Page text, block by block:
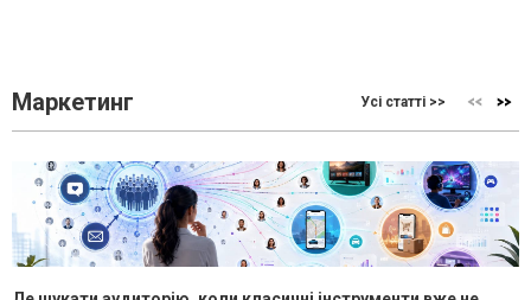
Маркетинг Усі статті >>